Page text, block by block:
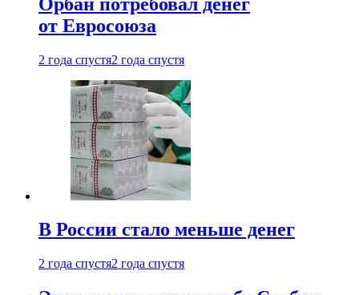
от Евросоюза
2 года спустя2 года спустя
В России стало меньше денег
2 года спустя2 года спустя